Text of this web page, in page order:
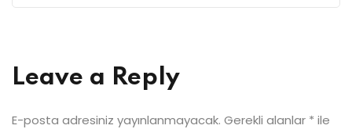
Leave a Reply
E-posta adresiniz yayınlanmayacak. Gerekli alanlar * ile